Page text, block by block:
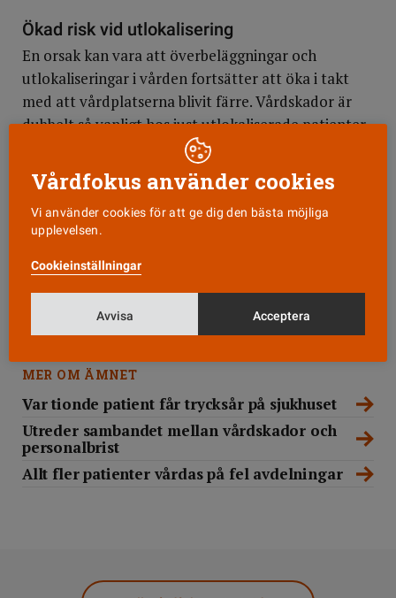
Ökad risk vid utlokalisering
En orsak kan vara att överbeläggningar och
utlokaliseringar i vården fortsätter att öka i takt
med att vårdplatserna blivit färre. Vårdskador är
dubbelt så vanligt hos just utlokaliserade patienter.
Den vanligaste typen av vårdskador är
vårdrelaterade infektioner. Andra exempel är
kirurgiska skador och skador kopplade till
läkemedel. När det gäller vårdrelaterade
infektioner skiljer sig förekomsten åt mellan olika
landsting. Från som lägst två procent av alla
MER OM ÄMNET
Var tionde patient får trycksår på sjukhuset
Utreder sambandet mellan vårdskador och
personalbrist
Allt fler patienter vårdas på fel avdelningar
Vårdfokus använder cookies
Vi använder cookies för att ge dig den bästa möjliga
upplevelsen.
Cookieinställningar
Avvisa Acceptera